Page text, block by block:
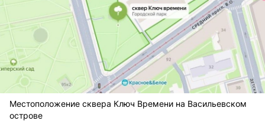
Местоположение сквера Ключ Времени на Васильевском
острове